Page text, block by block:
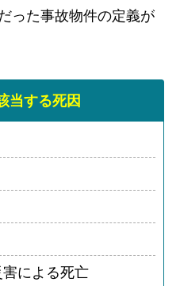
った事故物件の定義が
当する死因
による死亡